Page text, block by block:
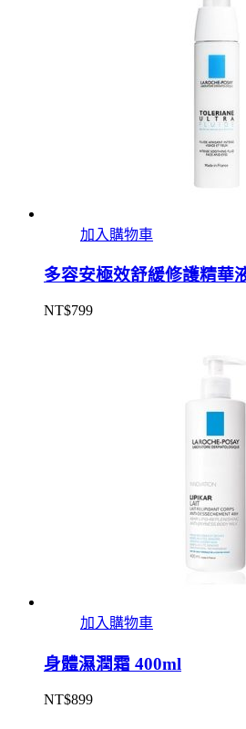
加入購物車
多容安極效舒緩修護精華
NT$799
加入購物車
身體濕潤霜 400ml
NT$899